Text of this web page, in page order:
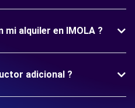
mi alquiler en IMOLA ?
adicional ?